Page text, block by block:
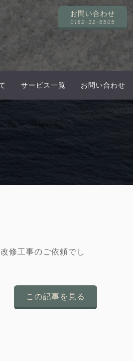
お問い合わせ
0182-32-6505
サービス一覧 お問い合わせ
修工事のご依頼でし
この記事を見る